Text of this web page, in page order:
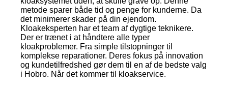
metode sparer både tid og penge for kunderne. Da
det minimerer skader på din ejendom.
Kloakeksperten har et team af dygtige teknikere.
Der er trænet i at håndtere alle typer
kloakproblemer. Fra simple tilstopninger til
komplekse reparationer. Deres fokus på innovation
og kundetilfredshed gør dem til en af de bedste valg
i Hobro. Når det kommer til kloakservice.